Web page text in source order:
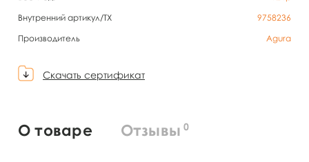
Внутренний артикул/TX
9758236
Производитель
Agura
Скачать сертификат
О товаре Отзывы 0